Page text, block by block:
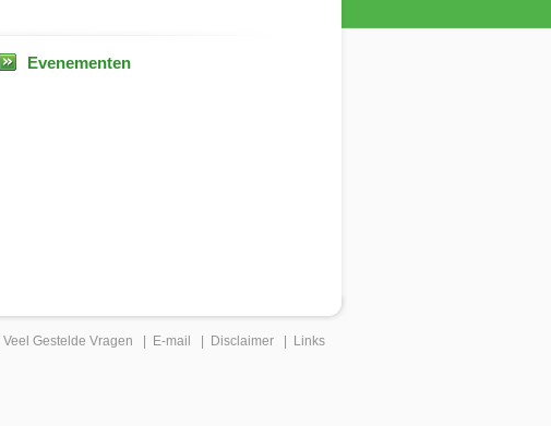
Evenementen
Veel Gestelde Vragen E-mail Disclaimer Links